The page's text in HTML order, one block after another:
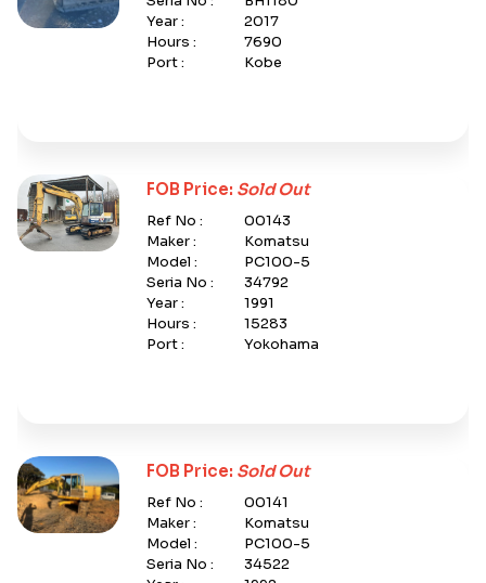
Year :
2017
Hours :
7690
Port :
Kobe
FOB Price: Sold Out
Ref No :
00143
Maker :
Komatsu
Model :
PC100-5
Seria No :
34792
Year :
1991
Hours :
15283
Port :
Yokohama
FOB Price: Sold Out
Ref No :
00141
Maker :
Komatsu
Model :
PC100-5
Seria No :
34522